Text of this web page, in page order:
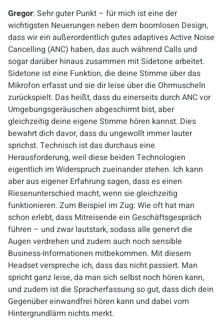
Gregor: Sehr guter Punkt – für mich ist eine der
wichtigsten Neuerungen neben dem boomlosen Design,
dass wir ein außerordentlich gutes adaptives Active Noise
Cancelling (ANC) haben, das auch während Calls und
sogar darüber hinaus zusammen mit Sidetone arbeitet.
Sidetone ist eine Funktion, die deine Stimme über das
Mikrofon erfasst und sie dir leise über die Ohrmuscheln
zurückspielt. Das heißt, dass du einerseits durch ANC vor
Umgebungsgeräuschen abgeschirmt bist, aber
gleichzeitig deine eigene Stimme hören kannst. Dies
bewahrt dich davor, dass du ungewollt immer lauter
sprichst. Technisch ist das durchaus eine
Herausforderung, weil diese beiden Technologien
eigentlich im Widerspruch zueinander stehen. Ich kann
aber aus eigener Erfahrung sagen, dass es einen
Riesenunterschied macht, wenn sie gleichzeitig
funktionieren. Zum Beispiel im Zug: Wie oft hat man
schon erlebt, dass Mitreisende ein Geschäftsgespräch
führen – und zwar lautstark, sodass alle genervt die
Augen verdrehen und zudem auch noch sensible
Business-Informationen mitbekommen. Mit diesem
Headset verspreche ich, dass das nicht passiert. Man
spricht ganz leise, da man sich selbst noch hören kann,
und zudem ist die Spracherfassung so gut, dass dich dein
Gegenüber einwandfrei hören kann und dabei vom
Hintergrundlärm nichts merkt.